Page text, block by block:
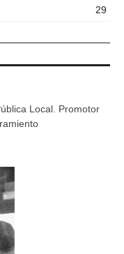
29
Local. Promotor